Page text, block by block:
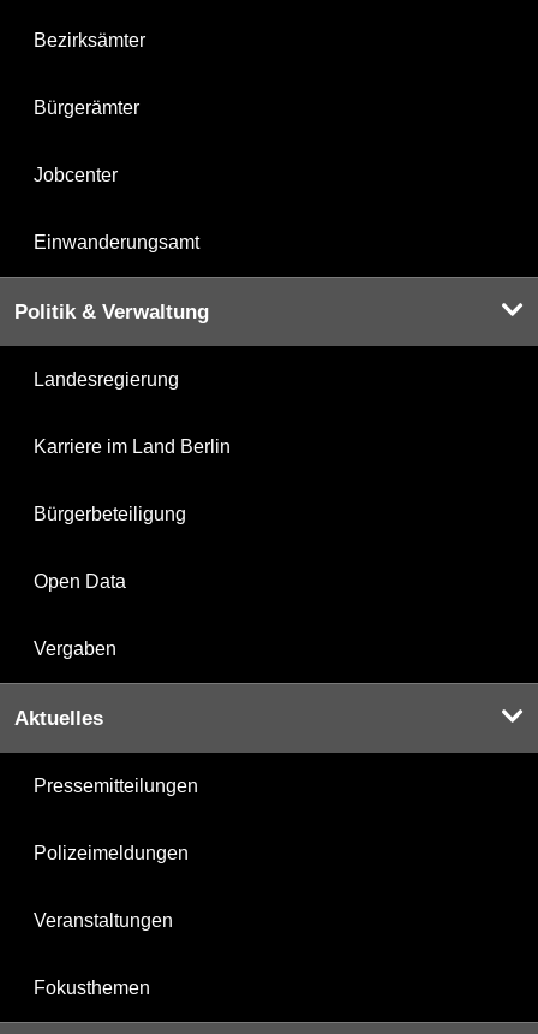
Bezirksämter
Bürgerämter
Jobcenter
Einwanderungsamt
Politik & Verwaltung
Landesregierung
Karriere im Land Berlin
Bürgerbeteiligung
Open Data
Vergaben
Aktuelles
Pressemitteilungen
Polizeimeldungen
Veranstaltungen
Fokusthemen